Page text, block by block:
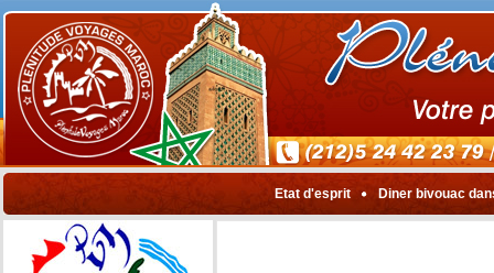
Etat d'esprit Diner bivouac